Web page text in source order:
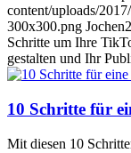
content/uploads/
300x300.png Jochen
Schritte um Ihre
gestalten und Ihr
10 Schritte für
Mit diesen 10